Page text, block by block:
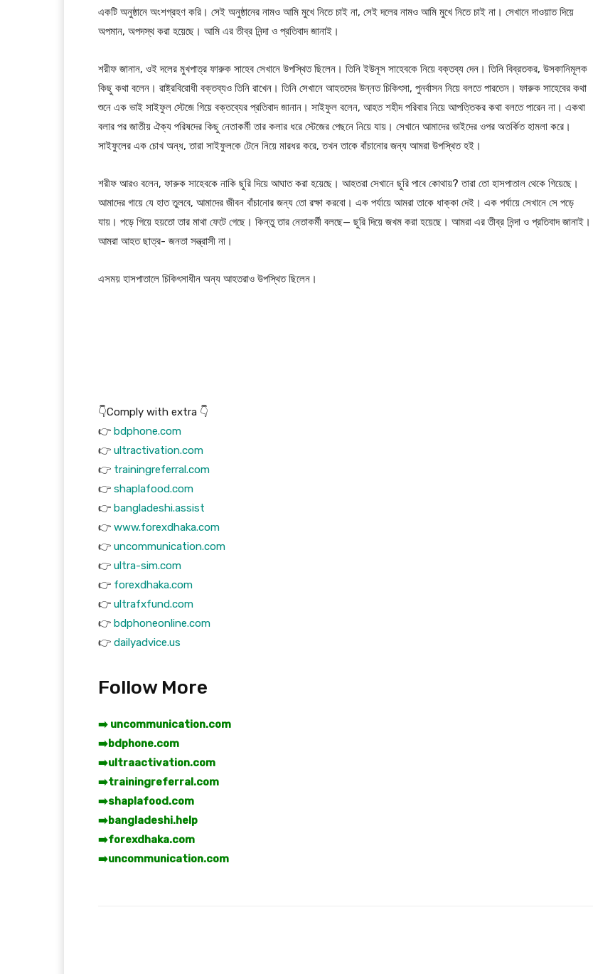
একটি অনুষ্ঠানে অংশগ্রহণ করি। সেই অনুষ্ঠানের নামও আমি মুখে নিতে চাই না, সেই দলের নামও আমি মুখে নিতে চাই না। সেখানে দাওয়াত দিয়ে
অপমান, অপদস্থ করা হয়েছে। আমি এর তীব্র নিন্দা ও প্রতিবাদ জানাই।
শরীফ জানান, ওই দলের মুখপাত্র ফারুক সাহেব সেখানে উপস্থিত ছিলেন। তিনি ইউনূস সাহেবকে নিয়ে বক্তব্য দেন। তিনি বিব্রতকর, উসকানিমূলক
কিছু কথা বলেন। রাষ্ট্রবিরোধী বক্তব্যও তিনি রাখেন। তিনি সেখানে আহতদের উন্নত চিকিৎসা, পুনর্বাসন নিয়ে বলতে পারতেন। ফারুক সাহেবের কথা
শুনে এক ভাই সাইফুল স্টেজে গিয়ে বক্তব্যের প্রতিবাদ জানান। সাইফুল বলেন, আহত শহীদ পরিবার নিয়ে আপত্তিকর কথা বলতে পারেন না। একথা
বলার পর জাতীয় ঐক্য পরিষদের কিছু নেতাকর্মী তার কলার ধরে স্টেজের পেছনে নিয়ে যায়। সেখানে আমাদের ভাইদের ওপর অতর্কিত হামলা করে।
সাইফুলের এক চোখ অন্ধ, তারা সাইফুলকে টেনে নিয়ে মারধর করে, তখন তাকে বাঁচানোর জন্য আমরা উপস্থিত হই।
শরীফ আরও বলেন, ফারুক সাহেবকে নাকি ছুরি দিয়ে আঘাত করা হয়েছে। আহতরা সেখানে ছুরি পাবে কোথায়? তারা তো হাসপাতাল থেকে গিয়েছে।
আমাদের গায়ে যে হাত তুলবে, আমাদের জীবন বাঁচানোর জন্য তো রক্ষা করবো। এক পর্যায়ে আমরা তাকে ধাক্কা দেই। এক পর্যায়ে সেখানে সে পড়ে
যায়। পড়ে গিয়ে হয়তো তার মাথা ফেটে গেছে। কিন্তু তার নেতাকর্মী বলছে— ছুরি দিয়ে জখম করা হয়েছে। আমরা এর তীব্র নিন্দা ও প্রতিবাদ জানাই।
আমরা আহত ছাত্র- জনতা সন্ত্রাসী না।
এসময় হাসপাতালে চিকিৎসাধীন অন্য আহতরাও উপস্থিত ছিলেন।
👇Comply with extra 👇
👉 bdphone.com
👉 ultractivation.com
👉 trainingreferral.com
👉 shaplafood.com
👉 bangladeshi.assist
👉 www.forexdhaka.com
👉 uncommunication.com
👉 ultra-sim.com
👉 forexdhaka.com
👉 ultrafxfund.com
👉 bdphoneonline.com
👉 dailyadvice.us
Follow More
➡️ uncommunication.com
➡️bdphone.com
➡️ultraactivation.com
➡️trainingreferral.com
➡️shaplafood.com
➡️bangladeshi.help
➡️forexdhaka.com
➡️uncommunication.com